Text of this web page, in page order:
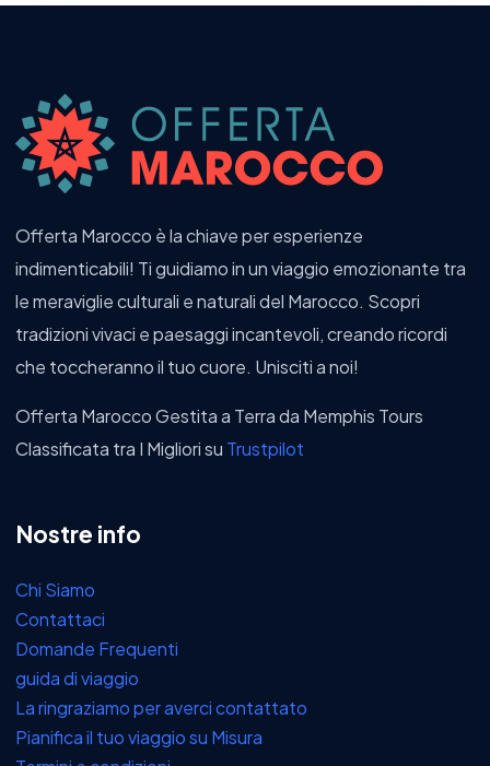
Offerta Marocco è la chiave per esperienze
indimenticabili! Ti guidiamo in un viaggio emozionante tra
le meraviglie culturali e naturali del Marocco. Scopri
tradizioni vivaci e paesaggi incantevoli, creando ricordi
che toccheranno il tuo cuore. Unisciti a noi!
Offerta Marocco Gestita a Terra da Memphis Tours
Classificata tra I Migliori su Trustpilot
Nostre info
Chi Siamo
Contattaci
Domande Frequenti
guida di viaggio
La ringraziamo per averci contattato
Pianifica il tuo viaggio su Misura